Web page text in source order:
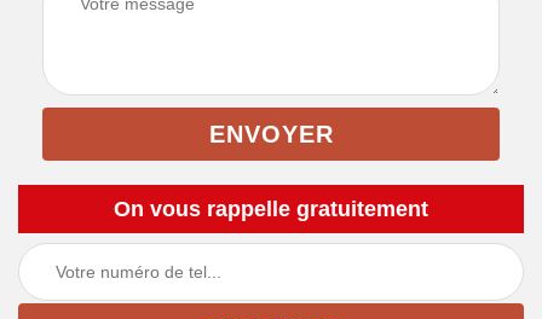
On vous rappelle gratuitement